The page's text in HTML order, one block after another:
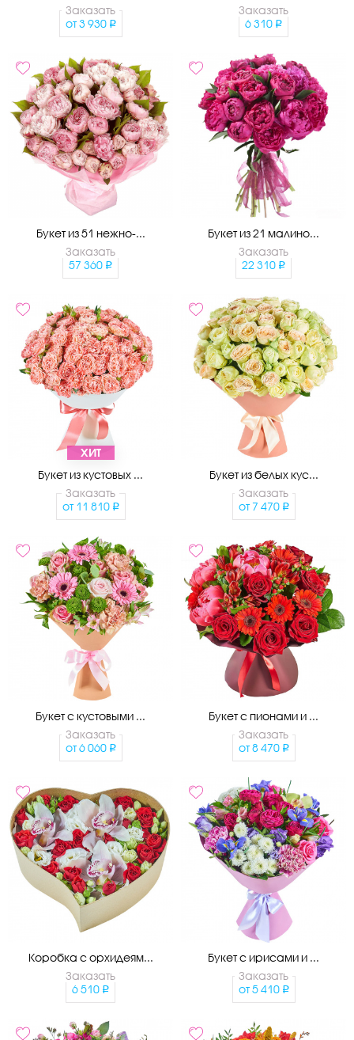
Заказать
от 3 930
Заказать
6 310
Букет из 51 нежно-...
Заказать
57 360
Букет из 21 малино...
Заказать
22 310
ХИТ
Букет из кустовых ...
Заказать
от 11 810
Букет из белых кус...
Заказать
от 7 470
Букет с кустовыми ...
Заказать
от 6 060
Букет с пионами и ...
Заказать
от 8 470
Коробка с орхидеям...
Заказать
6 510
Букет с ирисами и ...
Заказать
от 5 410